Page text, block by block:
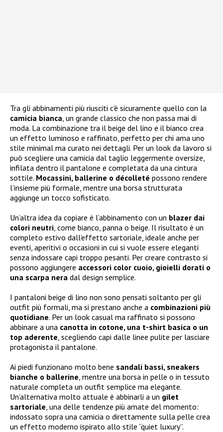
Tra gli abbinamenti più riusciti c’è sicuramente quello con la
camicia bianca , un grande classico che non passa mai di
moda. La combinazione tra il beige del lino e il bianco crea
un effetto luminoso e raffinato, perfetto per chi ama uno
stile minimal ma curato nei dettagli. Per un look da lavoro si
può scegliere una camicia dal taglio leggermente oversize,
infilata dentro il pantalone e completata da una cintura
sottile. Mocassini, ballerine o décolleté possono rendere
l’insieme più formale, mentre una borsa strutturata
aggiunge un tocco sofisticato.
Un’altra idea da copiare è l’abbinamento con un blazer dai
colori neutri , come bianco, panna o beige. Il risultato è un
completo estivo dall’effetto sartoriale, ideale anche per
eventi, aperitivi o occasioni in cui si vuole essere eleganti
senza indossare capi troppo pesanti. Per creare contrasto si
possono aggiungere accessori color cuoio, gioielli dorati o
una scarpa nera dal design semplice.
I pantaloni beige di lino non sono pensati soltanto per gli
outfit più formali, ma si prestano anche a combinazioni più
quotidiane. Per un look casual ma raffinato si possono
abbinare a una canotta in cotone, una t-shirt basica o un
top aderente , scegliendo capi dalle linee pulite per lasciare
protagonista il pantalone.
Ai piedi funzionano molto bene sandali bassi, sneakers
bianche o ballerine , mentre una borsa in pelle o in tessuto
naturale completa un outfit semplice ma elegante.
Un’alternativa molto attuale è abbinarli a un gilet
sartoriale , una delle tendenze più amate del momento:
indossato sopra una camicia o direttamente sulla pelle crea
un effetto moderno ispirato allo stile “quiet luxury”.